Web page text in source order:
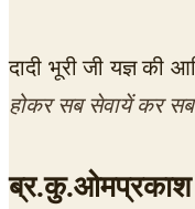
दादी भूरी जी यज्ञ की
होकर सब सेवायें कर
ब्र.कु.ओमप्रकाश